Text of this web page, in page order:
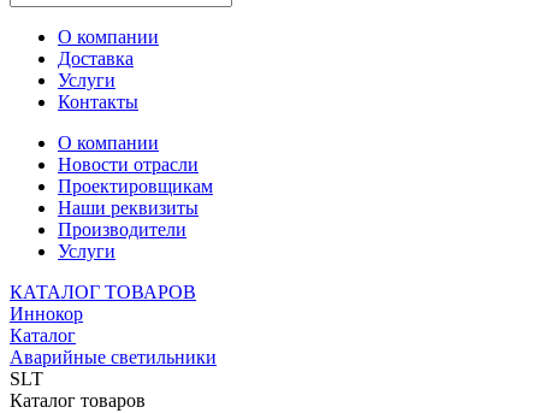
О компании
Доставка
Услуги
Контакты
О компании
Новости отрасли
Проектировщикам
Наши реквизиты
Производители
Услуги
КАТАЛОГ ТОВАРОВ
Иннокор
Каталог
Аварийные светильники
SLT
Каталог товаров